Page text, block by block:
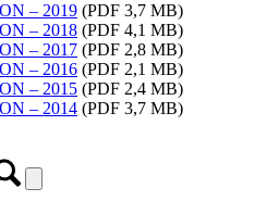
– 2019 (PDF 3,7 MB)
– 2018 (PDF 4,1 MB)
– 2017 (PDF 2,8 MB)
– 2016 (PDF 2,1 MB)
– 2015 (PDF 2,4 MB)
– 2014 (PDF 3,7 MB)